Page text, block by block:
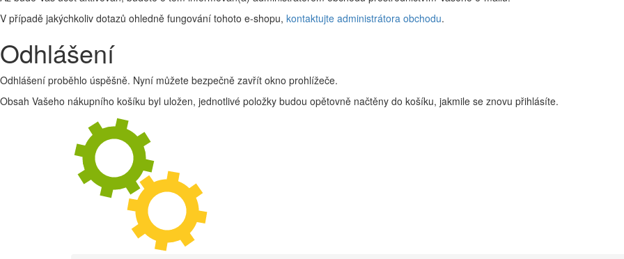
V případě jakýchkoliv dotazů ohledně fungování tohoto e-shopu, kontaktujte administrátora obchodu.
Odhlášení
Odhlášení proběhlo úspěšně. Nyní můžete bezpečně zavřít okno prohlížeče.
Obsah Vašeho nákupního košíku byl uložen, jednotlivé položky budou opětovně načtěny do košíku, jakmile se znovu přihlásíte.